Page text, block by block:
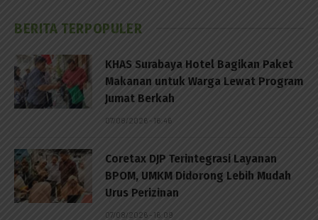
BERITA TERPOPULER
KHAS Surabaya Hotel Bagikan Paket
Makanan untuk Warga Lewat Program
Jumat Berkah
07/08/2026 - 16:46
Coretax DJP Terintegrasi Layanan
BPOM, UMKM Didorong Lebih Mudah
Urus Perizinan
07/08/2026 - 16:09